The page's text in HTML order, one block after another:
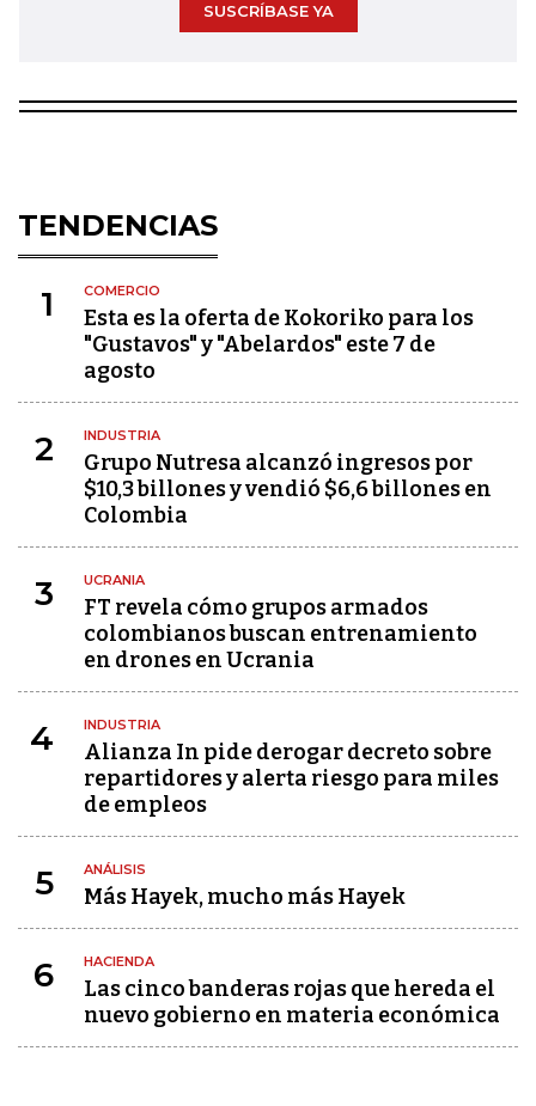
SUSCRÍBASE YA
TENDENCIAS
1 COMERCIO
Esta es la oferta de Kokoriko para los
"Gustavos" y "Abelardos" este 7 de
agosto
2 INDUSTRIA
Grupo Nutresa alcanzó ingresos por
$10,3 billones y vendió $6,6 billones en
Colombia
3 UCRANIA
FT revela cómo grupos armados
colombianos buscan entrenamiento
en drones en Ucrania
4 INDUSTRIA
Alianza In pide derogar decreto sobre
repartidores y alerta riesgo para miles
de empleos
5 ANÁLISIS
Más Hayek, mucho más Hayek
6 HACIENDA
Las cinco banderas rojas que hereda el
nuevo gobierno en materia económica